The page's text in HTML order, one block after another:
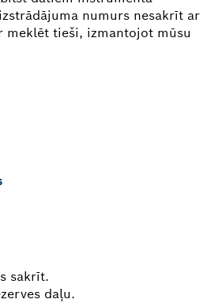
numurs nesakrīt ar
tieši, izmantojot mūsu
sakrīt.
daļu.